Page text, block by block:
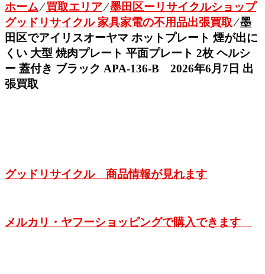
ホーム⁄買取エリア⁄墨田区ーリサイクルショップ
グッドリサイクル 家具家電の不用品出張買取⁄墨
田区でアイリスオーヤマ ホットプレート 煙が出に
くい 大型 焼肉プレート 平面プレート 2枚 ヘルシ
ー 蓋付き ブラック APA-136-B 2026年6月7日 出
張買取
グッドリサイクル 商品情報が見れます
メルカリ・ヤフーショッピングで購入できます